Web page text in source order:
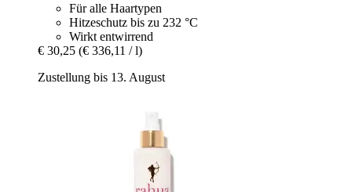
Für alle Haartypen
Hitzeschutz bis zu 232 °C
Wirkt entwirrend
€ 30,25 (€ 336,11 / l)
Zustellung bis 13. August